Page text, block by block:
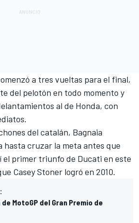
a tres vueltas para el final,
del pelotón en todo momento y
al de Honda, con
del catalán, Bagnaia
hasta cruzar la meta antes que
el primer triunfo de Ducati en este
Casey Stoner logró en 2010.
MotoGP del Gran Premio de